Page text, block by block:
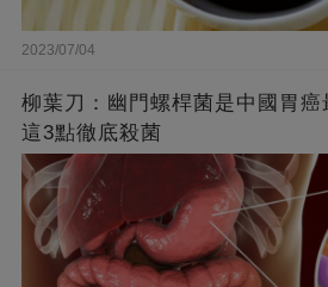
2023/07/04
柳葉刀：幽門螺桿菌是中國胃
這3點徹底殺菌